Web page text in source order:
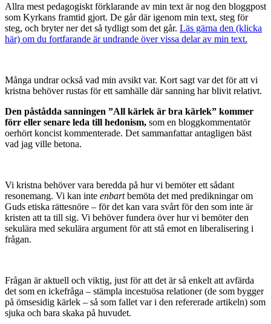
Allra mest pedagogiskt förklarande av min text är nog den bloggpost
som Kyrkans framtid gjort. De går där igenom min text, steg för
steg, och bryter ner det så tydligt som det går. Läs gärna den (klicka
här) om du fortfarande är undrande över vissa delar av min text.
Många undrar också vad min avsikt var. Kort sagt var det för att vi
kristna behöver rustas för ett samhälle där sanning har blivit relativt.
Den påstådda sanningen ”All kärlek är bra kärlek” kommer
förr eller senare leda till hedonism, som en bloggkommentatör
oerhört koncist kommenterade. Det sammanfattar antagligen bäst
vad jag ville betona.
Vi kristna behöver vara beredda på hur vi bemöter ett sådant
resonemang. Vi kan inte enbartbemöta det med predikningar om
Guds etiska rättesnöre – för det kan vara svårt för den som inte är
kristen att ta till sig. Vi behöver fundera över hur vi bemöter den
sekulära med sekulära argument för att stå emot en liberalisering i
frågan.
Frågan är aktuell och viktig, just för att det är så enkelt att avfärda
det som en ickefråga – stämpla incestuösa relationer (de som bygger
på ömsesidig kärlek – så som fallet var i den refererade artikeln) som
sjuka och bara skaka på huvudet.